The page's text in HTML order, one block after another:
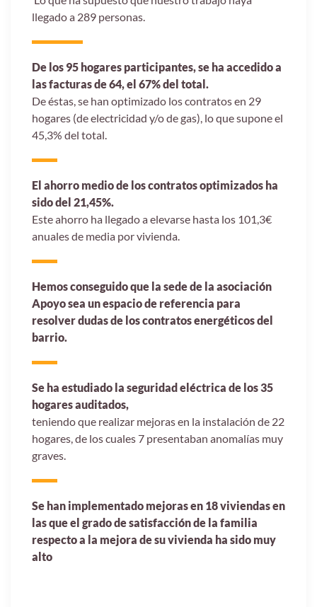
llegado a 289 personas.
De los 95 hogares participantes, se ha accedido a
las facturas de 64, el 67% del total.
De éstas, se han optimizado los contratos en 29
hogares (de electricidad y/o de gas), lo que supone el
45,3% del total.
El ahorro medio de los contratos optimizados ha
sido del 21,45%.
Este ahorro ha llegado a elevarse hasta los 101,3€
anuales de media por vivienda.
Hemos conseguido que la sede de la asociación
Apoyo sea un espacio de referencia para
resolver dudas de los contratos energéticos del
barrio.
Se ha estudiado la seguridad eléctrica de los 35
hogares auditados,
teniendo que realizar mejoras en la instalación de 22
hogares, de los cuales 7 presentaban anomalías muy
graves.
Se han implementado mejoras en 18 viviendas en
las que el grado de satisfacción de la familia
respecto a la mejora de su vivienda ha sido muy
alto